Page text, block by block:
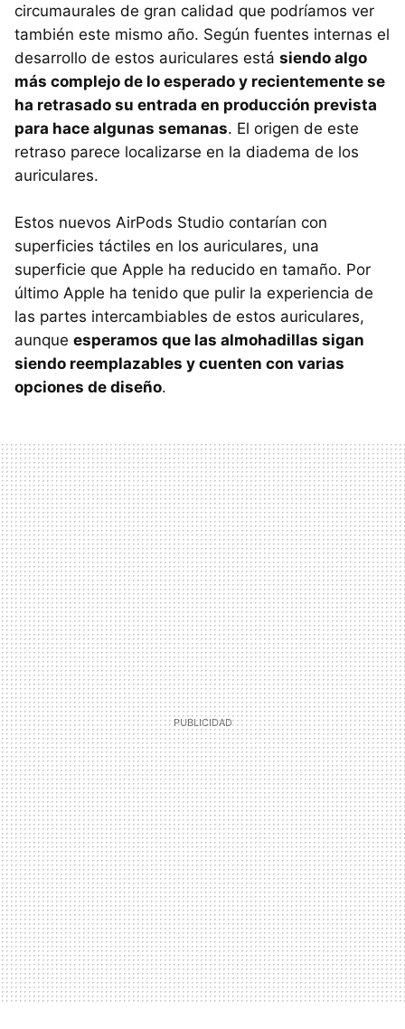
circumaurales de gran calidad que podríamos ver
también este mismo año. Según fuentes internas el
desarrollo de estos auriculares está siendo algo
más complejo de lo esperado y recientemente se
ha retrasado su entrada en producción prevista
para hace algunas semanas. El origen de este
retraso parece localizarse en la diadema de los
auriculares.
Estos nuevos AirPods Studio contarían con
superficies táctiles en los auriculares, una
superficie que Apple ha reducido en tamaño. Por
último Apple ha tenido que pulir la experiencia de
las partes intercambiables de estos auriculares,
aunque esperamos que las almohadillas sigan
siendo reemplazables y cuenten con varias
opciones de diseño.